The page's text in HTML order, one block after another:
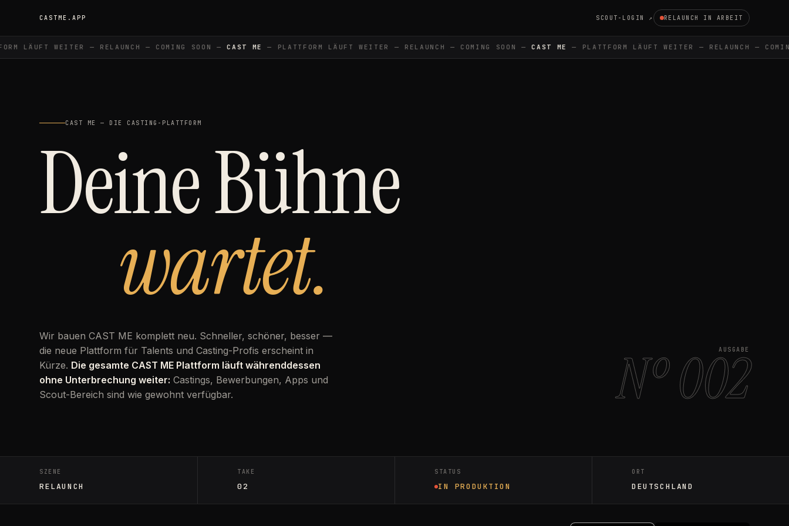
CASTME.APP SCOUT-LOGIN ↗ RELAUNCH IN ARBEIT
LÄUFT WEITER — RELAUNCH — COMING SOON —CAST ME— PLATTFORM LÄUFT WEITER — RELAUNCH — COMING SOON —CAST ME— PLATTFORM LÄUFT WEITER — RELAUNCH —
CAST ME — DIE CASTING-PLATTFORM
Deine Bühne
wartet.
Wir bauen CAST ME komplett neu. Schneller, schöner, besser —
die neue Plattform für Talents und Casting-Profis erscheint in
Kürze. Die gesamte CAST ME Plattform läuft währenddessen
ohne Unterbrechung weiter: Castings, Bewerbungen, Apps und
Scout-Bereich sind wie gewohnt verfügbar.
AUSGABE
Nº 002
SZENE
RELAUNCH
TAKE
02
STATUS
IN PRODUKTION
ORT
DEUTSCHLAND